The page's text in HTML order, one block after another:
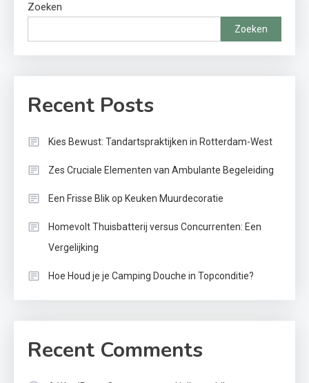
Zoeken
Zoeken
Recent Posts
Kies Bewust: Tandartspraktijken in Rotterdam-West
Zes Cruciale Elementen van Ambulante Begeleiding
Een Frisse Blik op Keuken Muurdecoratie
Homevolt Thuisbatterij versus Concurrenten: Een
Vergelijking
Hoe Houd je je Camping Douche in Topconditie?
Recent Comments